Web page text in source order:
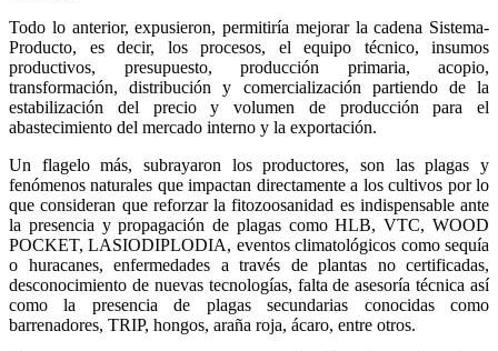
Todo lo anterior, expusieron, permitiría mejorar la cadena Sistema-
Producto, es decir, los procesos, el equipo técnico, insumos
productivos, presupuesto, producción primaria, acopio,
transformación, distribución y comercialización partiendo de la
estabilización del precio y volumen de producción para el
abastecimiento del mercado interno y la exportación.
Un flagelo más, subrayaron los productores, son las plagas y
fenómenos naturales que impactan directamente a los cultivos por lo
que consideran que reforzar la fitozoosanidad es indispensable ante
la presencia y propagación de plagas como HLB, VTC, WOOD
POCKET, LASIODIPLODIA, eventos climatológicos como sequía
o huracanes, enfermedades a través de plantas no certificadas,
desconocimiento de nuevas tecnologías, falta de asesoría técnica así
como la presencia de plagas secundarias conocidas como
barrenadores, TRIP, hongos, araña roja, ácaro, entre otros.